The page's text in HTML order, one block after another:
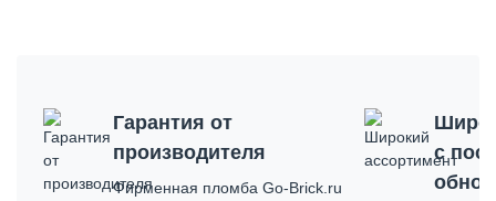
Гарантия от
производителя
Фирменная пломба Go-Brick.ru
с